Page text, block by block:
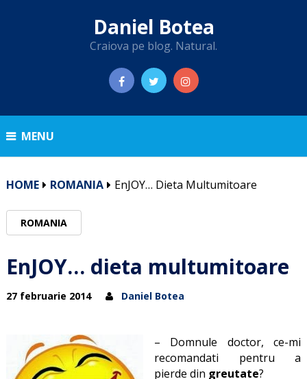
Daniel Botea
Craiova pe blog. Natural.
MENU
HOME ROMANIA EnJOY… Dieta Multumitoare
ROMANIA
EnJOY… dieta multumitoare
27 februarie 2014 Daniel Botea
– Domnule doctor, ce-mi
recomandati pentru a
pierde din greutate?